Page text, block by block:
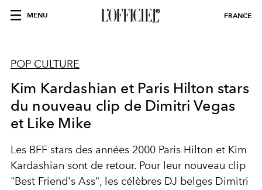
MENU FRANCE
POP CULTURE
Kim Kardashian et Paris Hilton stars
du nouveau clip de Dimitri Vegas
et Like Mike
Les BFF stars des années 2000 Paris Hilton et Kim
Kardashian sont de retour. Pour leur nouveau clip
"Best Friend's Ass", les célèbres DJ belges Dimitri